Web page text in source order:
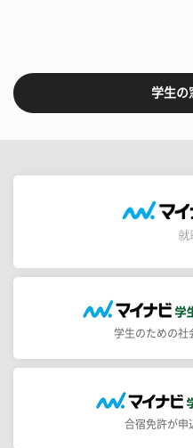
学生の
学生のための社
合宿免許が申